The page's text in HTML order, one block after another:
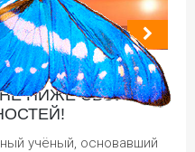
АБРАХАМ МАСЛОУ
НИЖЕ СВОИХ
учёный, основавший